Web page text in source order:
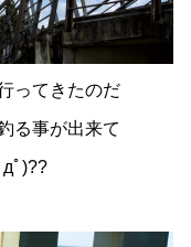
ってきたのだ
る事が出来て
ﾟ)??